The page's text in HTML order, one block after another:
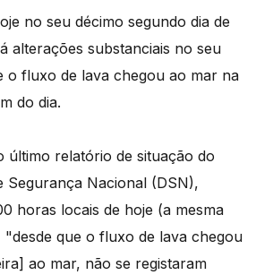
no seu décimo segundo dia de
alterações substanciais no seu
o fluxo de lava chegou ao mar na
do dia.
último relatório de situação do
Segurança Nacional (DSN),
horas locais de hoje (a mesma
"desde que o fluxo de lava chegou
ao mar, não se registaram